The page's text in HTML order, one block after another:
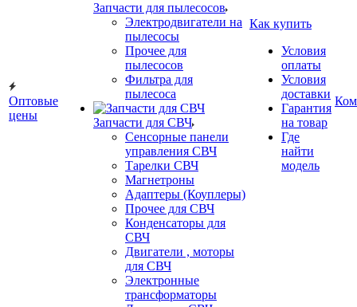
Оптовые
цены
Запчасти для пылесосов
Электродвигатели на
пылесосы
Прочее для
пылесосов
Фильтра для
пылесоса
Запчасти для СВЧ
Сенсорные панели
управления СВЧ
Тарелки СВЧ
Магнетроны
Адаптеры (Коуплеры)
Прочее для СВЧ
Конденсаторы для
СВЧ
Двигатели , моторы
для СВЧ
Электронные
трансформаторы
Как купить
Условия
оплаты
Условия
доставки
Гарантия
на товар
Где
найти
модель